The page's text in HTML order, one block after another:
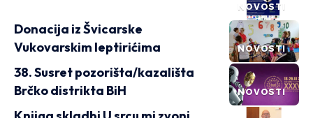
NOVOSTI
NOVOSTI
Donacija iz Švicarske
Vukovarskim leptirićima
NOVOSTI
38. Susret pozorišta/kazališta
Brčko distrikta BiH